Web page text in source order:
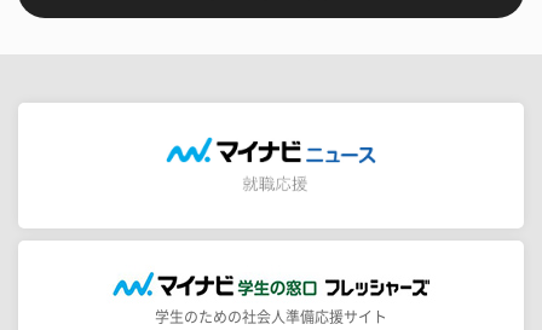
学生のための社会人準備応援サイト